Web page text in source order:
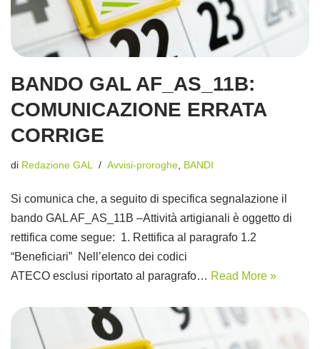
BANDO GAL AF_AS_11B:
COMUNICAZIONE ERRATA
CORRIGE
di Redazione GAL Avvisi-proroghe, BANDI
Si comunica che, a seguito di specifica segnalazione il
bando GAL AF_AS_11B –Attività artigianali è oggetto di
rettifica come segue: 1. Rettifica al paragrafo 1.2
“Beneficiari” Nell’elenco dei codici
ATECO esclusi riportato al paragrafo… Read More »